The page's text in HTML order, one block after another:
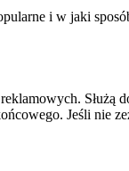
i w jaki
Służą
Jeśli nie